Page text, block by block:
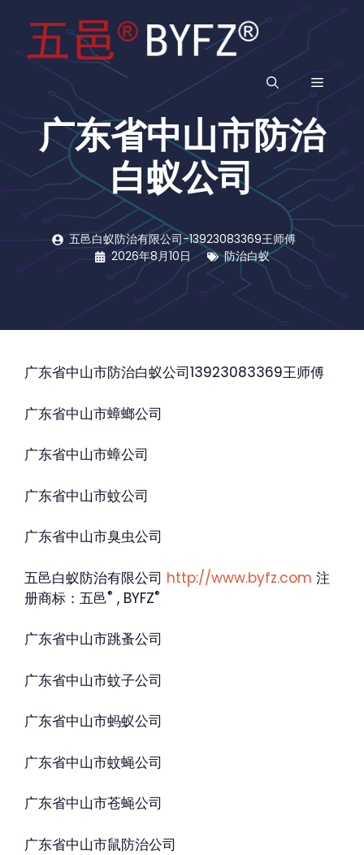
菜
单
广东省中山市防治
白蚁公司
五邑白蚁防治有限公司-13923083369王师傅
2026年8月10日
防治白蚁
广东省中山市防治白蚁公司13923083369王师傅
广东省中山市蟑螂公司
广东省中山市蟑公司
广东省中山市蚊公司
广东省中山市臭虫公司
五邑白蚁防治有限公司 http://www.byfz.com 注
册商标：五邑® , BYFZ®
广东省中山市跳蚤公司
广东省中山市蚊子公司
广东省中山市蚂蚁公司
广东省中山市蚊蝇公司
广东省中山市苍蝇公司
广东省中山市鼠防治公司